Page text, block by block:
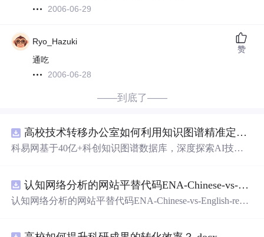
2006-06-29
Ryo_Hazuki
通吃
2006-06-28
赞
——到底了——
高校技术转移办公室如何利用知识图谱精准定位产业需求与技术适配点？.docx
科易网基于40亿+科创知识图谱数据库，深度探索AI技术
新领域的AI+数智化解决方案，推动科技创新与产业创新
智能化发展。
认知网络分析的网站平替代码ENA-Chinese-vs-English-reproducible.zip
认知网络分析的网站平替代码ENA-Chinese-vs-English-repro